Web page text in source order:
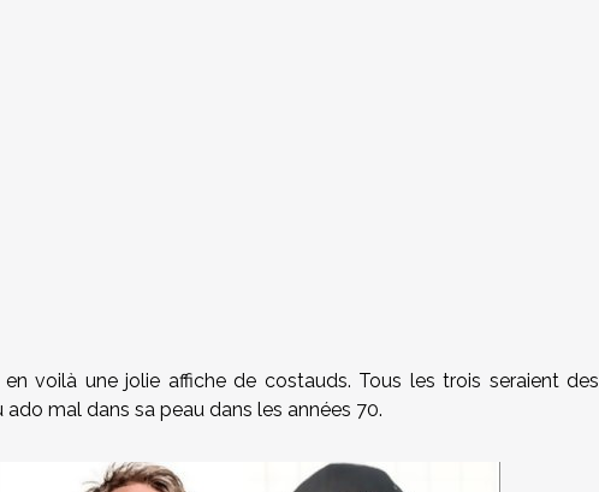
voilà une jolie affiche de costauds. Tous les trois seraient des
mal dans sa peau dans les années 70.